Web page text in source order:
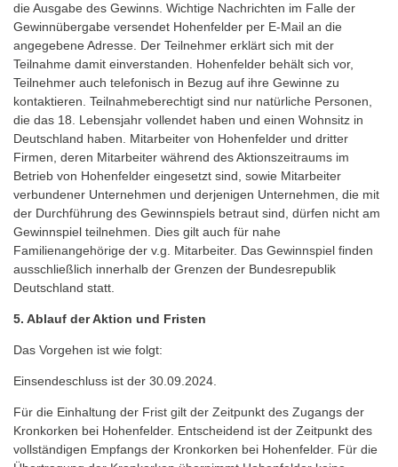
die Ausgabe des Gewinns. Wichtige Nachrichten im Falle der
Gewinnübergabe versendet Hohenfelder per E-Mail an die
angegebene Adresse. Der Teilnehmer erklärt sich mit der
Teilnahme damit einverstanden. Hohenfelder behält sich vor,
Teilnehmer auch telefonisch in Bezug auf ihre Gewinne zu
kontaktieren. Teilnahmeberechtigt sind nur natürliche Personen,
die das 18. Lebensjahr vollendet haben und einen Wohnsitz in
Deutschland haben. Mitarbeiter von Hohenfelder und dritter
Firmen, deren Mitarbeiter während des Aktionszeitraums im
Betrieb von Hohenfelder eingesetzt sind, sowie Mitarbeiter
verbundener Unternehmen und derjenigen Unternehmen, die mit
der Durchführung des Gewinnspiels betraut sind, dürfen nicht am
Gewinnspiel teilnehmen. Dies gilt auch für nahe
Familienangehörige der v.g. Mitarbeiter. Das Gewinnspiel finden
ausschließlich innerhalb der Grenzen der Bundesrepublik
Deutschland statt.
5. Ablauf der Aktion und Fristen
Das Vorgehen ist wie folgt:
Einsendeschluss ist der 30.09.2024.
Für die Einhaltung der Frist gilt der Zeitpunkt des Zugangs der
Kronkorken bei Hohenfelder. Entscheidend ist der Zeitpunkt des
vollständigen Empfangs der Kronkorken bei Hohenfelder. Für die